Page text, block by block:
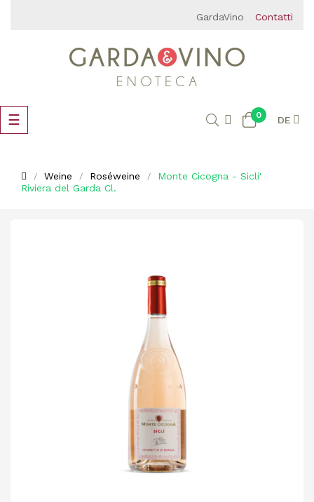
GardaVino Contatti
Umschalten
der
☰ 0 DE
Weine Roséweine
Monte Cicogna - Sicli'
Riviera del Garda Cl.